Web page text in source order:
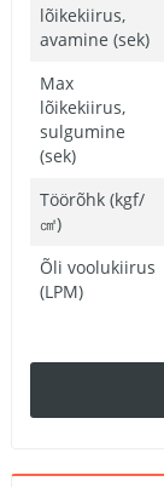
lõikekiirus,
avamine (sek)
Max
lõikekiirus,
sulgumine
(sek)
Töörõhk (kgf/
㎠)
Õli voolukiirus
(LPM)